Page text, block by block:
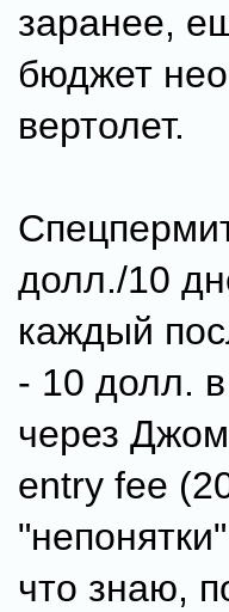
заранее,
бюджет
вертолет.
долл./10
каждый
- 10 долл.
через
entry fee
что знаю,